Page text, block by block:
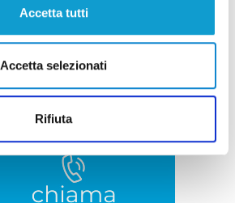
Accetta tutti
Accetta selezionati
Rifiuta